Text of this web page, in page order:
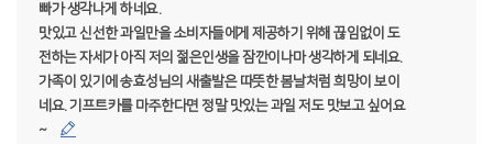
빠가 생각나게 하네요.
맛있고 신선한 과일만을 소비자들에게 제공하기 위해 끊임없이 도
전하는 자세가 아직 저의 젊은인생을 잠깐이나마 생각하게 되네요.
가족이 있기에 송효성님의 새출발은 따뜻한 봄날처럼 희망이 보이
네요. 기프트카를 마주한다면 정말 맛있는 과일 저도 맛보고 싶어요
~